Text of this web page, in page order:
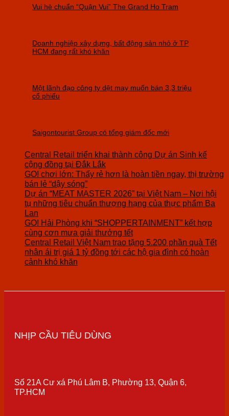
Vui hè chuẩn “Quận Vui” The Grand Ho Tram
Doanh nghiệp xây dựng, bất động sản nhỏ ở TP
HCM đang rất khó khăn
Một lãnh đạo công ty dệt may muốn bán 3,3 triệu
cổ phiếu
Saigontourist Group có tổng giám đốc mới
Central Retail triển khai thành công Dự án Sinh kế
cộng đồng tại Đắk Lắk
GO! chơi lớn: Thấy rẻ hơn là hoàn tiền ngay, thị trường
bán lẻ “dậy sóng”
Dự án “MEAT MASTER 2026” tại Việt Nam – Nơi hội
tụ những tiêu chuẩn thượng hạng của thực phẩm Ba
Lan
GO! Hải Phòng khi “SHOPPERTAINMENT” kết hợp
cùng cơn mưa giải thưởng tết
Central Retail Việt Nam trao tặng 5.200 phần quà Tết
nhân ái trị giá 1 tỷ đồng tới các hộ gia đình có hoàn
cảnh khó khăn
NHỊP CẦU TIÊU DÙNG
Số 21A Cư xá Phú Lâm B, Phường 13, Quận 6,
TP.HCM